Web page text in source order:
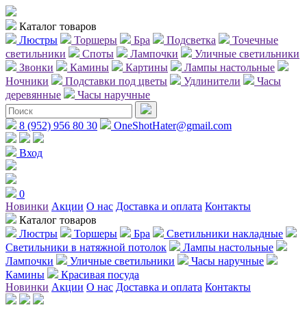
Каталог товаров
Люстры
Торшеры Бра Подсветка
Точечные
светильники
Споты Лампочки
Уличные светильники
Звонки
Камины Картины
Лампы настольные
Ночники
Подставки под цветы Удлинители
Часы
деревянные
Часы наручные
8 (952) 956 80 30 OneShotHater@gmail.com
Вход
0
Новинки Акции О нас Доставка и оплата Контакты
Каталог товаров
Люстры
Торшеры Бра
Светильники накладные
Светильники в натяжной потолок
Лампы настольные
Лампочки
Уличные светильники
Часы наручные
Камины
Красивая посуда
Новинки Акции О нас Доставка и оплата Контакты